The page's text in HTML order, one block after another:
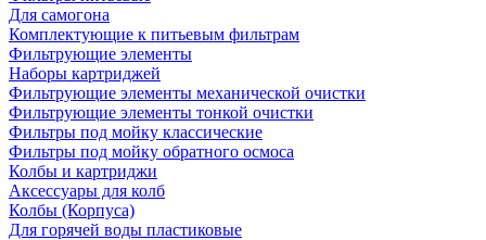
Для самогона
Комплектующие к питьевым фильтрам
Фильтрующие элементы
Наборы картриджей
Фильтрующие элементы механической очистки
Фильтрующие элементы тонкой очистки
Фильтры под мойку классические
Фильтры под мойку обратного осмоса
Колбы и картриджи
Аксессуары для колб
Колбы (Корпуса)
Для горячей воды пластиковые